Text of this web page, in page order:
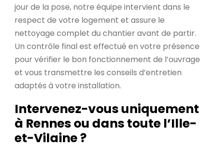
jour de la pose, notre équipe intervient dans le
respect de votre logement et assure le
nettoyage complet du chantier avant de partir.
Un contrôle final est effectué en votre présence
pour vérifier le bon fonctionnement de l’ouvrage
et vous transmettre les conseils d’entretien
adaptés à votre installation.
Intervenez-vous uniquement
à Rennes ou dans toute l’Ille-
et-Vilaine ?